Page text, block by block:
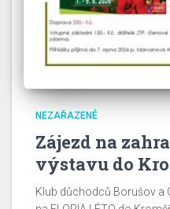
NEZAŘAZENÉ
Zájezd na
výstavu do
Klub důchodců Borušov a